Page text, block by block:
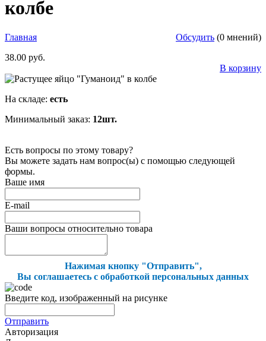
колбе
Обсудить (0 мнений)
Главная
38.00 руб.
В корзину
На складе: есть
Минимальный заказ: 12шт.
Есть вопросы по этому товару?
Вы можете задать нам вопрос(ы) с помощью следующей
формы.
Ваше имя
E-mail
Ваши вопросы относительно товара
Нажимая кнопку "Отправить",
Вы соглашаетесь с обработкой персональных данных
Введите код, изображенный на рисунке
Отправить
Авторизация